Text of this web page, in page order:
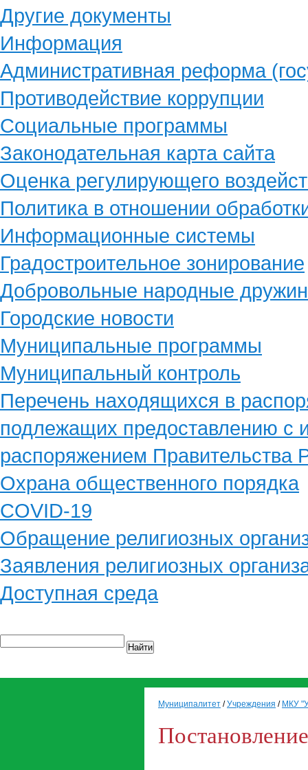
Другие документы
Информация
Административная реформа
Противодействие коррупции
Социальные программы
Законодательная карта сайта
Оценка регулирующего
Политика в отношении
Информационные системы
Градостроительное зонирование
Добровольные народные
Городские новости
Муниципальные программы
Муниципальный контроль
Перечень находящихся в
подлежащих предоставлению с
распоряжением
Охрана общественного порядка
COVID-19
Обращение религиозных
Заявления религиозных
Доступная среда
Найти
Муниципалитет /Учреждения / МКУ